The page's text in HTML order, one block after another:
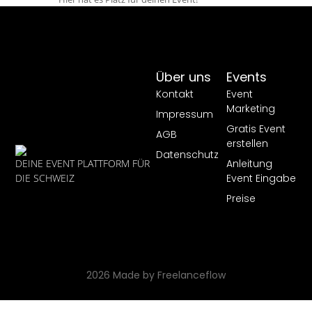
DEINE EVENT PLATTFORM FÜR
DIE SCHWEIZ
Events
Event
Marketing
Gratis Event
erstellen
Anleitung
Event Eingabe
Preise
Über uns
Kontakt
Impressum
AGB
Datenschutz
2026 Made by Freelanceflow